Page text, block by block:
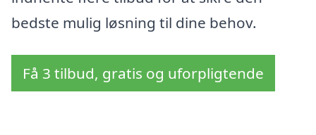
bedste mulig løsning til dine behov.
Få 3 tilbud, gratis og uforpligtende